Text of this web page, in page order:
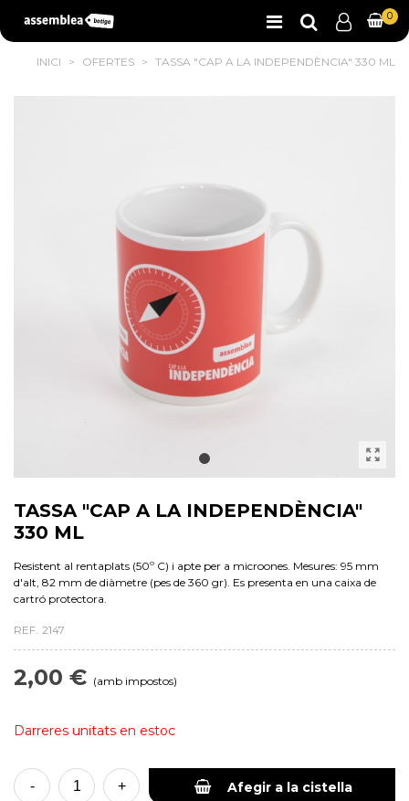
0
INICI > OFERTES > TASSA "CAP A LA INDEPENDÈNCIA" 330 ML
TASSA "CAP A LA INDEPENDÈNCIA"
330 ML
Resistent al rentaplats (50º C) i apte per a microones. Mesures: 95 mm
d'alt, 82 mm de diàmetre (pes de 360 gr). Es presenta en una caixa de
cartró protectora.
REF. 2147
2,00 € (amb impostos)
Darreres unitats en estoc
- + Afegir a la cistella